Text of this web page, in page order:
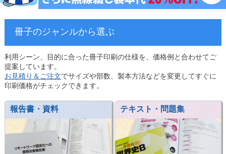
冊子のジャンルから選ぶ
利用シーン、目的に合った冊子印刷の仕様を、価格例と合わせてご
提案しています。
お見積り＆ご注文でサイズや部数、製本方法などを変更してすぐに
印刷価格がチェックできます。
報告書・資料 テキスト・問題集